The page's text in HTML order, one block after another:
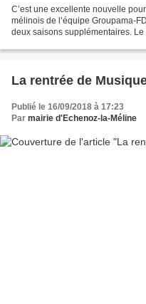
C’est une excellente nouvelle
mélinois de l’équipe Groupama-
deux saisons supplémentaires.
La rentrée de
Publié le 16/09/2018 à 17:23
Par mairie d'Echenoz-la-Méline